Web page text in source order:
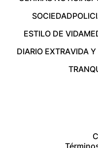
SOCIEDAD
ESTILO DE VIDA
DIARIO EXTRAVIDA Y